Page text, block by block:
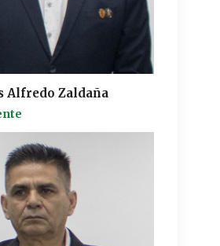
Alfredo Zaldaña